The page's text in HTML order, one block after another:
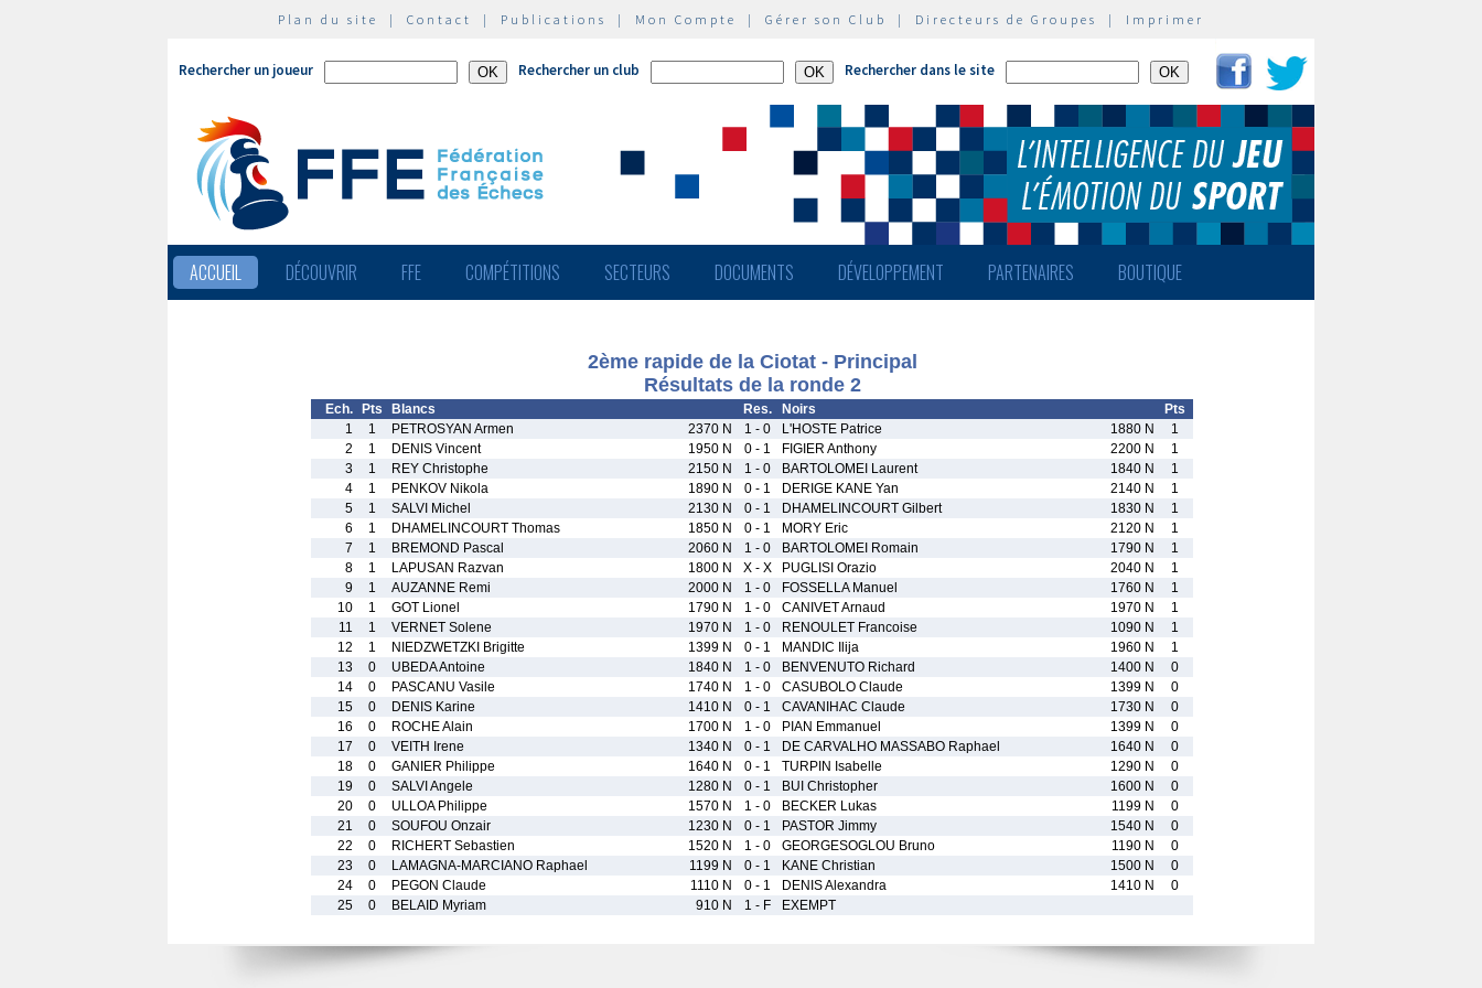
Plan du site | Contact | Publications | Mon Compte | Gérer son Club | Directeurs de Groupes | Imprimer
Rechercher un joueur Rechercher un club Rechercher dans le site
ACCUEIL DÉCOUVRIR FFE COMPÉTITIONS SECTEURS DOCUMENTS DÉVELOPPEMENT PARTENAIRES BOUTIQUE
2ème rapide de la Ciotat - Principal
Résultats de la ronde 2
Ech. Pts Blancs Res. Noirs
Pts
1
1 PETROSYAN Armen 2370 N 1 - 0 L'HOSTE Patrice 1880 N
1
2
1 DENIS Vincent 1950 N 0 - 1 FIGIER Anthony 2200 N
1
3
1 REY Christophe 2150 N 1 - 0 BARTOLOMEI Laurent 1840 N
1
4
1 PENKOV Nikola 1890 N 0 - 1 DERIGE KANE Yan 2140 N
1
5
1 SALVI Michel 2130 N 0 - 1 DHAMELINCOURT Gilbert 1830 N
1
6
1 DHAMELINCOURT Thomas 1850 N 0 - 1 MORY Eric 2120 N
1
7
1 BREMOND Pascal 2060 N 1 - 0 BARTOLOMEI Romain 1790 N
1
8
1 LAPUSAN Razvan 1800 N X - X PUGLISI Orazio 2040 N
1
9
1 AUZANNE Remi 2000 N 1 - 0 FOSSELLA Manuel 1760 N
1
10
1 GOT Lionel 1790 N 1 - 0 CANIVET Arnaud 1970 N
1
11
1 VERNET Solene 1970 N 1 - 0 RENOULET Francoise 1090 N
1
12
1 NIEDZWETZKI Brigitte 1399 N 0 - 1 MANDIC Ilija 1960 N
1
13
0 UBEDA Antoine 1840 N 1 - 0 BENVENUTO Richard 1400 N
0
14
0 PASCANU Vasile 1740 N 1 - 0 CASUBOLO Claude 1399 N
0
15
0 DENIS Karine 1410 N 0 - 1 CAVANIHAC Claude 1730 N
0
16
0 ROCHE Alain 1700 N 1 - 0 PIAN Emmanuel 1399 N
0
17
0 VEITH Irene 1340 N 0 - 1 DE CARVALHO MASSABO Raphael 1640 N
0
18
0 GANIER Philippe 1640 N 0 - 1 TURPIN Isabelle 1290 N
0
19
0 SALVI Angele 1280 N 0 - 1 BUI Christopher 1600 N
0
20
0 ULLOA Philippe 1570 N 1 - 0 BECKER Lukas 1199 N
0
21
0 SOUFOU Onzair 1230 N 0 - 1 PASTOR Jimmy 1540 N
0
22
0 RICHERT Sebastien 1520 N 1 - 0 GEORGESOGLOU Bruno 1190 N
0
23
0 LAMAGNA-MARCIANO Raphael 1199 N 0 - 1 KANE Christian 1500 N
0
24
0 PEGON Claude 1110 N 0 - 1 DENIS Alexandra 1410 N
0
25
0 BELAID Myriam 910 N 1 - F EXEMPT